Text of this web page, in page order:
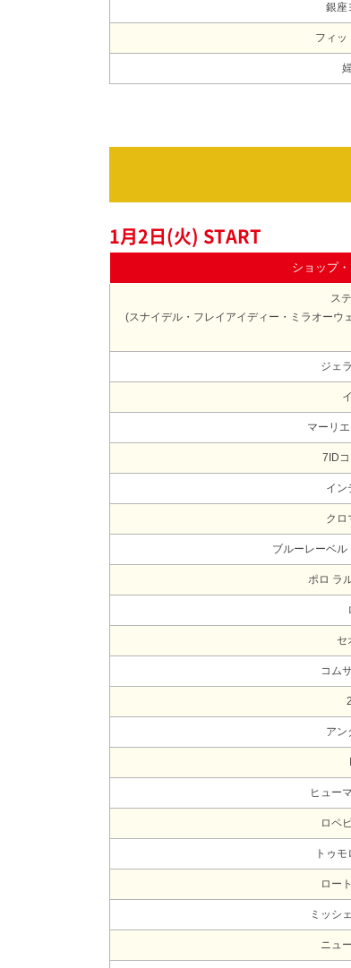
銀座
フィッ
1月2日(火) START
ショップ
ス
(スナイデル・フレイアイディー・ミラオーウ
ジェ
マーリ
7ID
イン
クロ
ブルーレーベ
ポロ ラ
セ
コム
アン
ヒュー
ロペ
トゥ
ロー
ミッシ
ニュ